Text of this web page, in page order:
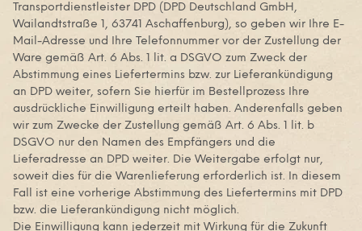
Transportdienstleister DPD (DPD Deutschland GmbH,
Wailandtstraße 1, 63741 Aschaffenburg), so geben wir Ihre E-
Mail-Adresse und Ihre Telefonnummer vor der Zustellung der
Ware gemäß Art. 6 Abs. 1 lit. a DSGVO zum Zweck der
Abstimmung eines Liefertermins bzw. zur Lieferankündigung
an DPD weiter, sofern Sie hierfür im Bestellprozess Ihre
ausdrückliche Einwilligung erteilt haben. Anderenfalls geben
wir zum Zwecke der Zustellung gemäß Art. 6 Abs. 1 lit. b
DSGVO nur den Namen des Empfängers und die
Lieferadresse an DPD weiter. Die Weitergabe erfolgt nur,
soweit dies für die Warenlieferung erforderlich ist. In diesem
Fall ist eine vorherige Abstimmung des Liefertermins mit DPD
bzw. die Lieferankündigung nicht möglich.
Die Einwilligung kann jederzeit mit Wirkung für die Zukunft